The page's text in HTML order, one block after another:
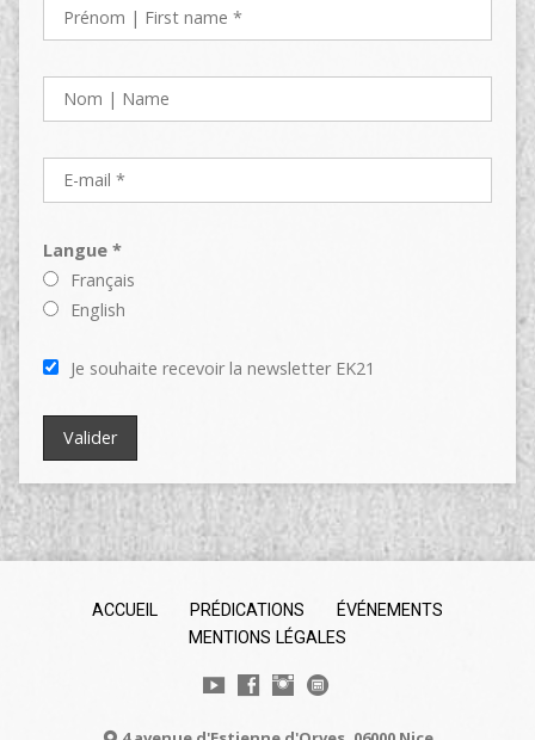
Langue *
Français
English
Je souhaite recevoir la newsletter EK21
ACCUEIL PRÉDICATIONS
ÉVÉNEMENTS
MENTIONS LÉGALES